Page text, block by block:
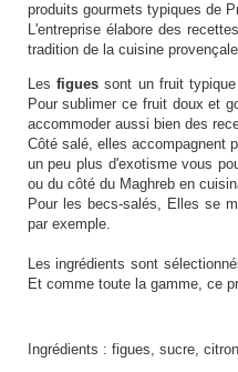
produits gourmets typiques de
L'entreprise élabore des
tradition de la cuisine
Les figuessont un fruit typique
Pour sublimer ce fruit doux et
accommoder aussi bien des
Côté salé, elles accompagnent
un peu plus d'exotisme vous
ou du côté du Maghreb en
Pour les becs-salés, Elles se
par exemple.
Les ingrédients sont
Et comme toute la gamme, ce
Ingrédients : figues, sucre,